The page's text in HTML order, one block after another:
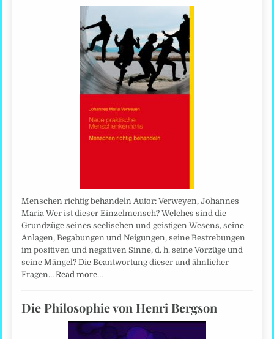
Menschen richtig behandeln Autor: Verweyen, Johannes
Maria Wer ist dieser Einzelmensch? Welches sind die
Grundzüge seines seelischen und geistigen Wesens, seine
Anlagen, Begabungen und Neigungen, seine Bestrebungen
im positiven und negativen Sinne, d. h. seine Vorzüge und
seine Mängel? Die Beantwortung dieser und ähnlicher
Fragen…Read more…
Die Philosophie von Henri Bergson